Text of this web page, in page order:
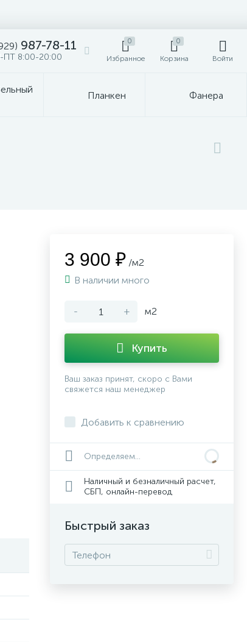
987-78-11
ПТ 8:00-20:00
0
Избранное
0
Корзина Войти
Планкен Фанера
3 900 ₽ /м2
В наличии много
- + м2
Купить
Ваш заказ принят, скоро с Вами
свяжется наш менеджер
Добавить к сравнению
Определяем...
Наличный и безналичный расчет,
СБП, онлайн-перевод
Быстрый заказ